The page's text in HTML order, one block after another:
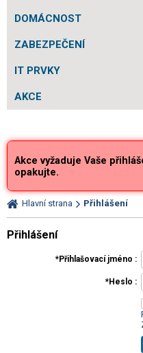
DOMÁCNOST
ZABEZPEČENÍ
IT PRVKY
AKCE
Akce vyžaduje Vaše
opakujte.
Hlavní strana Přihlášení
Přihlášení
Přihlašovací jméno
Heslo